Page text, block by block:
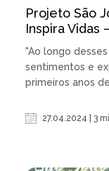
Projeto São
Inspira Vidas
"Ao longo
sentimentos e
primeiros anos
27.04.2024 | 3